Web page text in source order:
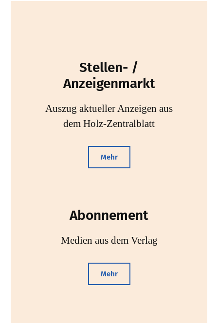
Stellen- /
Anzeigenmarkt
Auszug aktueller Anzeigen aus
dem Holz-Zentralblatt
Mehr
Abonnement
Medien aus dem Verlag
Mehr